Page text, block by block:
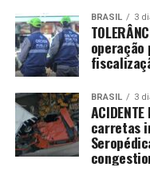
BRASIL 3
BRASIL 3
carretas